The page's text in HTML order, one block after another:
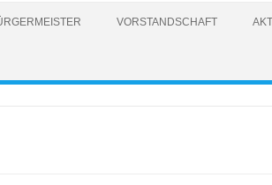
VORSTANDSCHAFT